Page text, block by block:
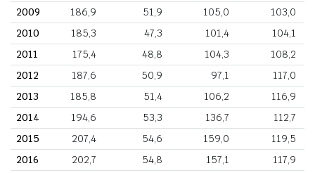
2009 186,9 51,9 105,0
103,0
2010
185,3 47,3 101,4
104,1
2011
175,4 48,8 104,3
108,2
2012
187,6 50,9 97,1
117,0
2013
185,8 51,4 106,2
116,9
2014
194,6 53,3 136,7
112,7
2015
207,4 54,6 159,0
119,5
2016
202,7 54,8 157,1
117,9